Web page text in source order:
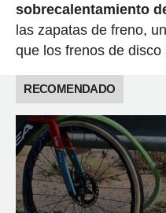
sobrecalentamiento
las zapatas de freno,
que los frenos de disco
RECOMENDADO